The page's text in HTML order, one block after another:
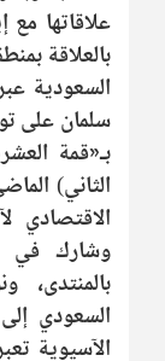
علاقاتها مع
بالعلاقة
السعودية
سلمان على
بـ«قمة
الثاني)
الاقتصادي
وشارك في
السعودي